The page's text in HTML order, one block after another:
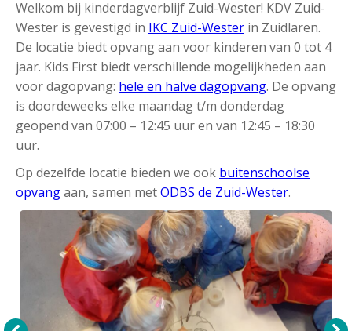
Welkom bij kinderdagverblijf Zuid-Wester! KDV Zuid-
Wester is gevestigd in IKC Zuid-Wester in Zuidlaren.
De locatie biedt opvang aan voor kinderen van 0 tot 4
jaar. Kids First biedt verschillende mogelijkheden aan
voor dagopvang: hele en halve dagopvang. De opvang
is doordeweeks elke maandag t/m donderdag
geopend van 07:00 – 12:45 uur en van 12:45 – 18:30
uur.
Op dezelfde locatie bieden we ook buitenschoolse
opvangaan, samen metODBS de Zuid-Wester.